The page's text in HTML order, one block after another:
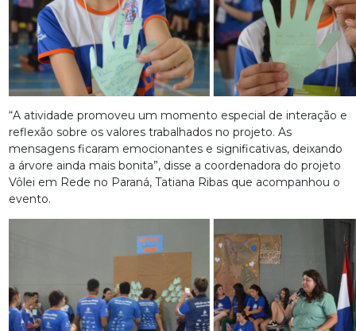
“A atividade promoveu um momento especial de interação e
reflexão sobre os valores trabalhados no projeto. As
mensagens ficaram emocionantes e significativas, deixando
a árvore ainda mais bonita”, disse a coordenadora do projeto
Vôlei em Rede no Paraná, Tatiana Ribas que acompanhou o
evento.